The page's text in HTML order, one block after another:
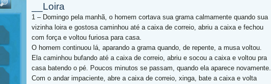
__Loira
1 – Domingo pela manhã, o homem cortava sua grama calmamente quando sua
vizinha loira e gostosa caminhou até a caixa de correio, abriu a caixa e fechou
com força e voltou furiosa para casa.
O homem continuou lá, aparando a grama quando, de repente, a musa voltou.
Ela caminhou bufando até a caixa de correio, abriu e socou a caixa e voltou pra
casa batendo o pé. Poucos minutos se passam, quando ela aparece novamente.
Com o andar impaciente, abre a caixa de correio, xinga, bate a caixa e volta